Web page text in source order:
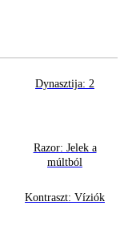
Dynasztija: 2
Razor: Jelek a
múltból
Kontraszt: Víziók